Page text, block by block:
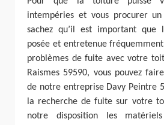
intempéries et vous procurer
sachez qu’il est important
posée et entretenue
problèmes de fuite avec votre
Raismes 59590, vous pouvez
de notre entreprise Davy Peintre
la recherche de fuite sur votre
notre disposition les